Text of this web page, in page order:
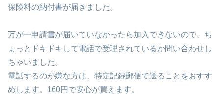
保険料の納付書が届きました。
万が一申請書が届いていなかったら加入できないので、ち
ょっとドキドキして電話で受理されているか問い合わせし
ちゃいました。
電話するのが嫌な方は、特定記録郵便で送ることをおすす
めします。160円で安心が買えます。